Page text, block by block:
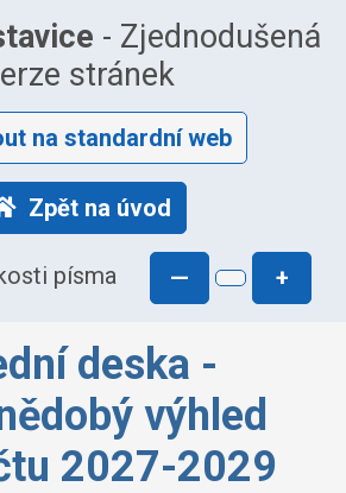
- Zjednodušená
stránek
na standardní web
Zpět na úvod
písma — +
deska -
výhled
2027-2029